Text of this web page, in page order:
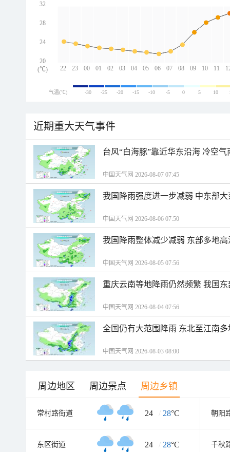
22 23 00 01 02 03 04 05 06 07 08 09 10 11
32
28
24
20
(℃)
气温(℃) -30 -25 -20 -15 -10 -5 0 5 10
近期重大天气事件
台风“白海豚”靠近华东沿海 冷空
中国天气网 2026-08-07 07:45
我国降雨强度进一步减弱 中东部
中国天气网 2026-08-06 07:50
我国降雨整体减少减弱 东部多地
中国天气网 2026-08-05 07:56
重庆云南等地降雨仍然频繁 我国
中国天气网 2026-08-04 07:56
全国仍有大范围降雨 东北至江南
中国天气网 2026-08-03 08:00
周边地区 周边景点 周边乡镇
常村路街道 24 / 28°C 朝阳
东区街道 24 / 28°C 千秋